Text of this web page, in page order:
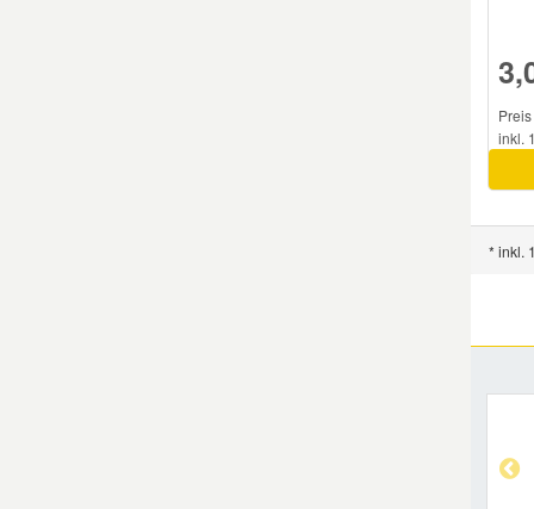
inkl.
* inkl.